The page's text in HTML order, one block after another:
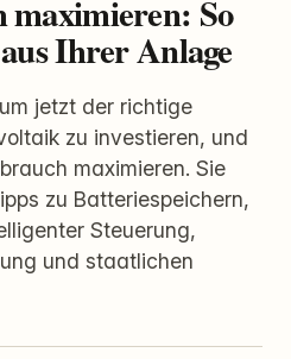
maximieren: So
Ihrer Anlage
jetzt der richtige
zu investieren, und
maximieren. Sie
zu Batteriespeichern,
Steuerung,
und staatlichen